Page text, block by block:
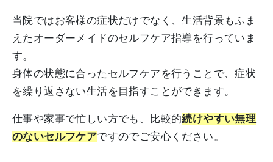
当院ではお客様の症状だけでなく、生活背景もふま
えたオーダーメイドのセルフケア指導を行っていま
す。
身体の状態に合ったセルフケアを行うことで、症状
を繰り返さない生活を目指すことができます。
仕事や家事で忙しい方でも、比較的続けやすい無理
のないセルフケアですのでご安心ください。